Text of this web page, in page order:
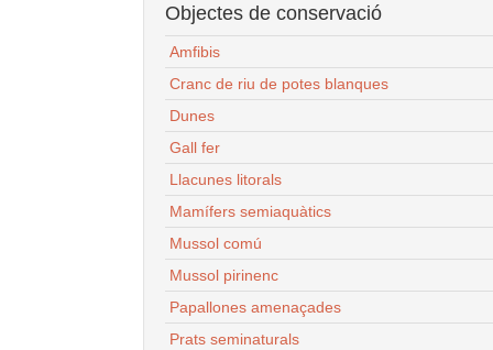
Objectes de conservació
Amfibis
Cranc de riu de potes blanques
Dunes
Gall fer
Llacunes litorals
Mamífers semiaquàtics
Mussol comú
Mussol pirinenc
Papallones amenaçades
Prats seminaturals